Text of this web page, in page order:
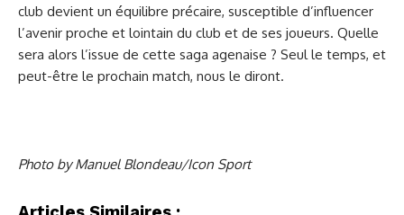
club devient un équilibre précaire, susceptible d’influencer
l’avenir proche et lointain du club et de ses joueurs. Quelle
sera alors l’issue de cette saga agenaise ? Seul le temps, et
peut-être le prochain match, nous le diront.
Photo by Manuel Blondeau/Icon Sport